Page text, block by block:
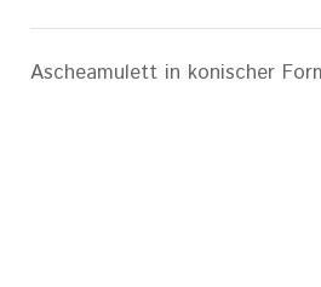
Ascheamulett in konischer